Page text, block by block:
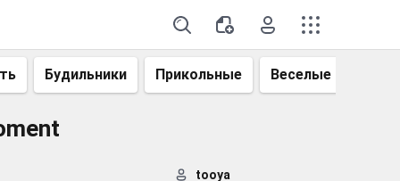
Будильники Прикольные Веселые
tooya